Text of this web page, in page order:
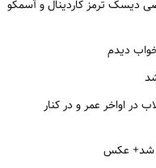
دیسک ترمز کاردینال و آسمکو
دیدم
در اواخر عمر و در کنار
شد+ عکس